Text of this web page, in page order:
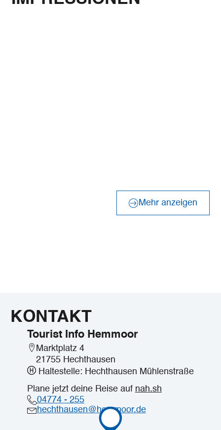
Mehr anzeigen
KONTAKT
Tourist Info Hemmoor
Marktplatz 4
21755 Hechthausen
Haltestelle: Hechthausen Mühlenstraße
Plane jetzt deine Reise auf nah.sh
04774 - 255
hechthausen@hemmoor.de